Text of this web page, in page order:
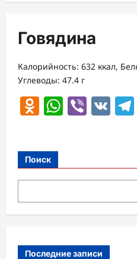
Говядина
Калорийность: 632 ккал,
Углеводы: 47.4 г
Viber
VK
Поиск
Последние записи